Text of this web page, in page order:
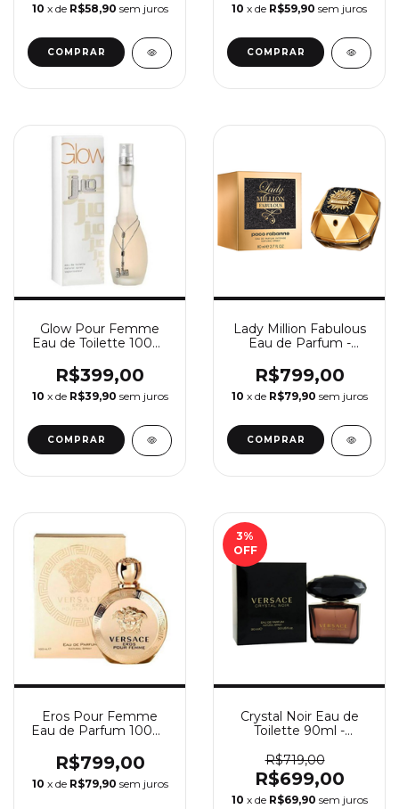
10 x de R$58,90 sem juros
COMPRAR
10 x de R$59,90 sem juros
COMPRAR
Glow Pour Femme
Eau de Toilette 100ml
Jennifer Lopez
R$399,00
10 x de R$39,90 sem juros
COMPRAR
Lady Million Fabulous
Eau de Parfum -
Paco Rabanne
R$799,00
10 x de R$79,90 sem juros
COMPRAR
Eros Pour Femme
Eau de Parfum 100ml
Versace
R$799,00
10 x de R$79,90 sem juros
3%
OFF
Crystal Noir Eau de
Toilette 90ml -
Versace
R$719,00
R$699,00
10 x de R$69,90 sem juros